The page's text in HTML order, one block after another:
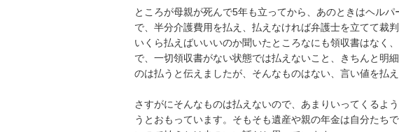
ところが母親が死んで5年も立ってから、あのときはヘル
で、半分介護費用を払え、払えなければ弁護士を立てて裁
いくら払えばいいいのか聞いたところなにも領収書はなく
で、一切領収書がない状態では払えないこと、きちんと明
のは払うと伝えましたが、そんなものはない、言い値を払え
さすがにそんなものは払えないので、あまりいってくるよ
うとおもっています。そもそも遺産や親の年金は自分たち